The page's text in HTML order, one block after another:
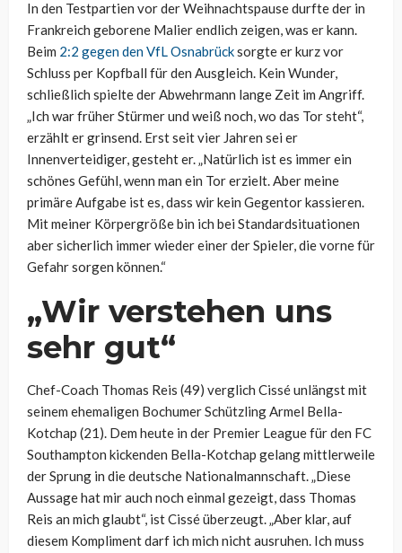
In den Testpartien vor der Weihnachtspause durfte der in
Frankreich geborene Malier endlich zeigen, was er kann.
Beim 2:2 gegen den VfL Osnabrücksorgte er kurz vor
Schluss per Kopfball für den Ausgleich. Kein Wunder,
schließlich spielte der Abwehrmann lange Zeit im Angriff.
„Ich war früher Stürmer und weiß noch, wo das Tor steht“,
erzählt er grinsend. Erst seit vier Jahren sei er
Innenverteidiger, gesteht er. „Natürlich ist es immer ein
schönes Gefühl, wenn man ein Tor erzielt. Aber meine
primäre Aufgabe ist es, dass wir kein Gegentor kassieren.
Mit meiner Körpergröße bin ich bei Standardsituationen
aber sicherlich immer wieder einer der Spieler, die vorne für
Gefahr sorgen können.“
„Wir verstehen uns
sehr gut“
Chef-Coach Thomas Reis (49) verglich Cissé unlängst mit
seinem ehemaligen Bochumer Schützling Armel Bella-
Kotchap (21). Dem heute in der Premier League für den FC
Southampton kickenden Bella-Kotchap gelang mittlerweile
der Sprung in die deutsche Nationalmannschaft. „Diese
Aussage hat mir auch noch einmal gezeigt, dass Thomas
Reis an mich glaubt“, ist Cissé überzeugt. „Aber klar, auf
diesem Kompliment darf ich mich nicht ausruhen. Ich muss